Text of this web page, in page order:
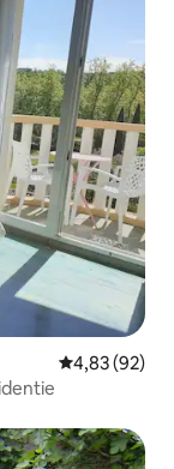
Gemiddelde
4,83 (92)